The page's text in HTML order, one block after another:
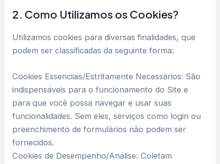
2. Como Utilizamos os Cookies?
Utilizamos cookies para diversas finalidades, que
podem ser classificadas da seguinte forma:
Cookies Essenciais/Estritamente Necessários: São
indispensáveis para o funcionamento do Site e
para que você possa navegar e usar suas
funcionalidades. Sem eles, serviços como login ou
preenchimento de formulários não podem ser
fornecidos.
Cookies de Desempenho/Análise: Coletam